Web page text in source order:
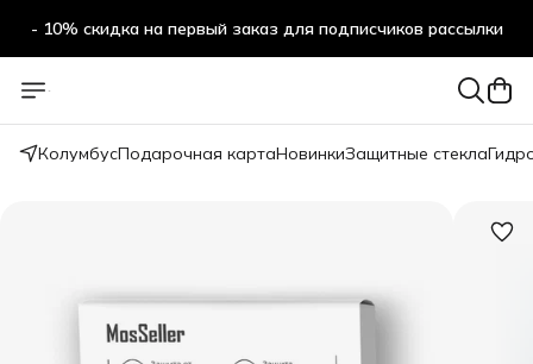
- 10% скидка на первый заказ для подписчиков рассылки
КолумбусПодарочная картаНовинкиЗащитные стекла